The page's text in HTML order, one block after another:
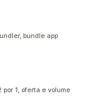
bundle app
1, oferta e volume